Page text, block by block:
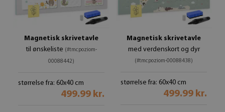
Magnetisk skrivetavle
til ønskeliste (#tmcpoziom-
00088442)
størrelse fra: 60x40 cm
499.99 kr.
Magnetisk skrivetavle
med verdenskort og dyr
(#tmcpoziom-00088438)
størrelse fra: 60x40 cm
499.99 kr.